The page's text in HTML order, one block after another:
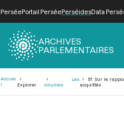
PerséePortail PerséePerséidesData
ARCHIVES
PARLEMENTAIRES
Accuei
l
Explorer
Les
volumes
57. Sur le
acquittés